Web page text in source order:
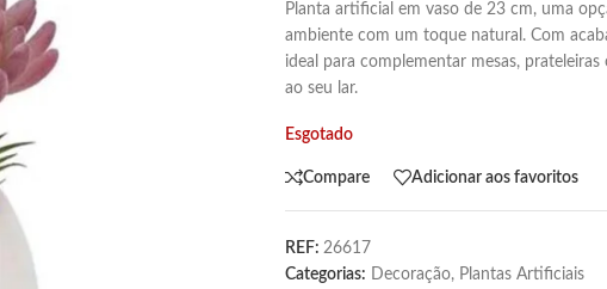
Planta artificial em vaso de 23 cm, uma
ambiente com um toque natural. Com
ideal para complementar mesas,
ao seu lar.
Esgotado
Compare Adicionar aos favoritos
REF: 26617
Categorias: Decoração, Plantas Artificiais